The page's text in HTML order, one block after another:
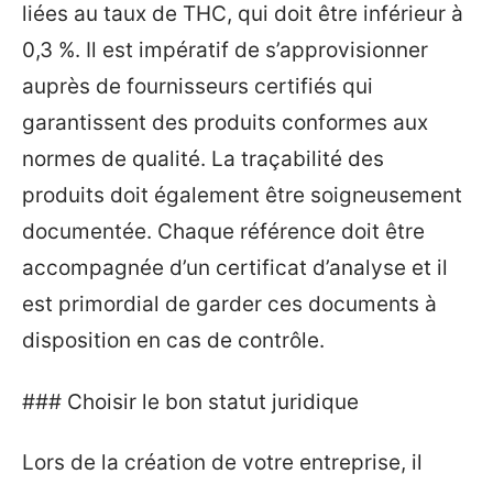
liées au taux de THC, qui doit être inférieur à
0,3 %. Il est impératif de s’approvisionner
auprès de fournisseurs certifiés qui
garantissent des produits conformes aux
normes de qualité. La traçabilité des
produits doit également être soigneusement
documentée. Chaque référence doit être
accompagnée d’un certificat d’analyse et il
est primordial de garder ces documents à
disposition en cas de contrôle.
### Choisir le bon statut juridique
Lors de la création de votre entreprise, il